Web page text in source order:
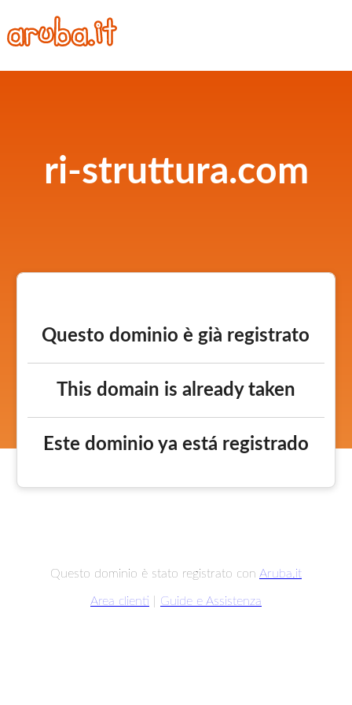
ri-struttura.com
Questo dominio è già registrato
This domain is already taken
Este dominio ya está registrado
Questo dominio è stato registrato con Aruba.it
Area clienti Guide e Assistenza